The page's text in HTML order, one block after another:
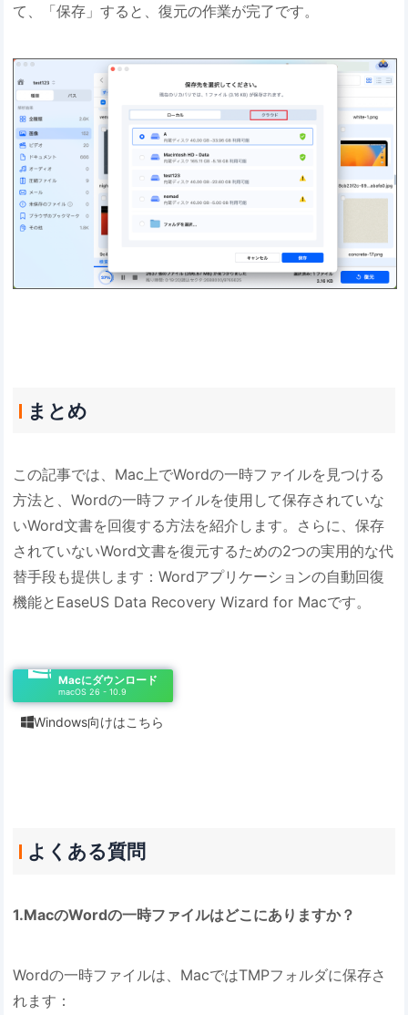
て、「保存」すると、復元の作業が完了です。
まとめ
この記事では、Mac上でWordの一時ファイルを見つける
方法と、Wordの一時ファイルを使用して保存されていな
いWord文書を回復する方法を紹介します。さらに、保存
されていないWord文書を復元するための2つの実用的な代
替手段も提供します：Wordアプリケーションの自動回復
機能とEaseUS Data Recovery Wizard for Macです。
Macにダウンロード
macOS 26 - 10.9
Windows向けはこちら
よくある質問
1.MacのWordの一時ファイルはどこにありますか？
Wordの一時ファイルは、MacではTMPフォルダに保存さ
れます：